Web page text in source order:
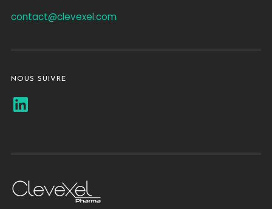
contact@clevexel.com
NOUS SUIVRE
LinkedIn